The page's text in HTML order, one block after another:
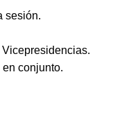
sesión.
conjunto.